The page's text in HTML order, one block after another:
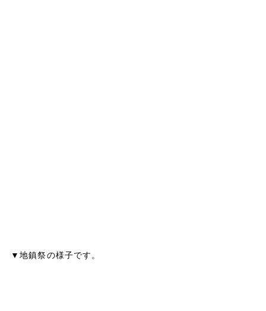
▼地鎮祭の様子です。